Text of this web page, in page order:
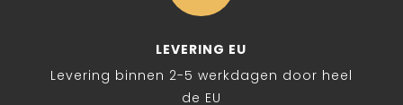
LEVERING EU
Levering binnen 2-5 werkdagen door heel
de EU